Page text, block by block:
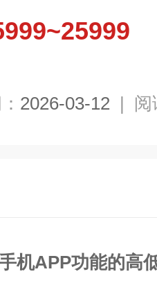
2026-03-12 | 阅
机APP功能的高